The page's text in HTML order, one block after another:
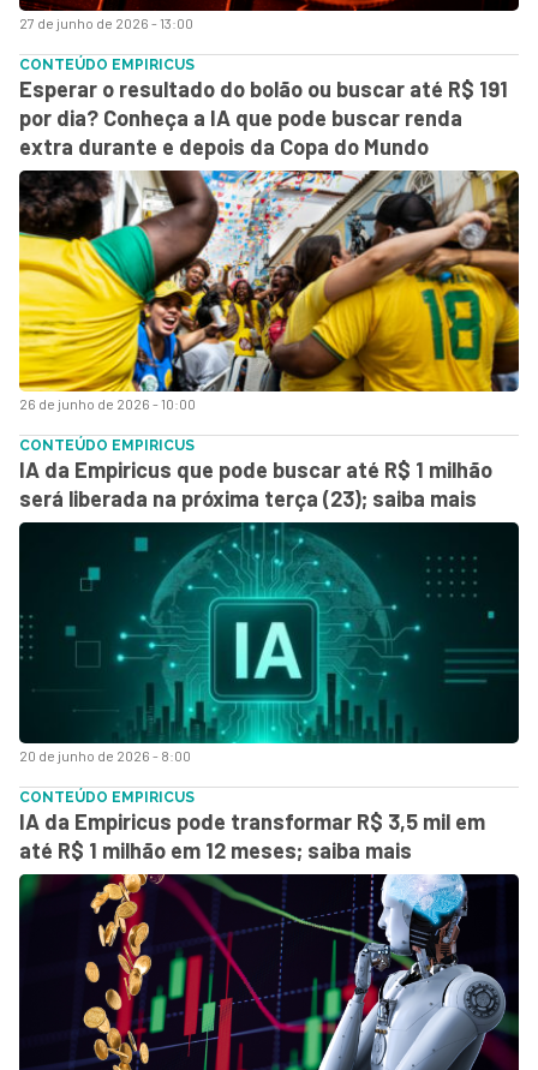
27 de junho de 2026 - 13:00
26 de junho de 2026 - 10:00
CONTEÚDO EMPIRICUS
Esperar o resultado do bolão ou buscar até R$ 191
por dia? Conheça a IA que pode buscar renda
extra durante e depois da Copa do Mundo
20 de junho de 2026 - 8:00
CONTEÚDO EMPIRICUS
IA da Empiricus que pode buscar até R$ 1 milhão
será liberada na próxima terça (23); saiba mais
CONTEÚDO EMPIRICUS
IA da Empiricus pode transformar R$ 3,5 mil em
até R$ 1 milhão em 12 meses; saiba mais